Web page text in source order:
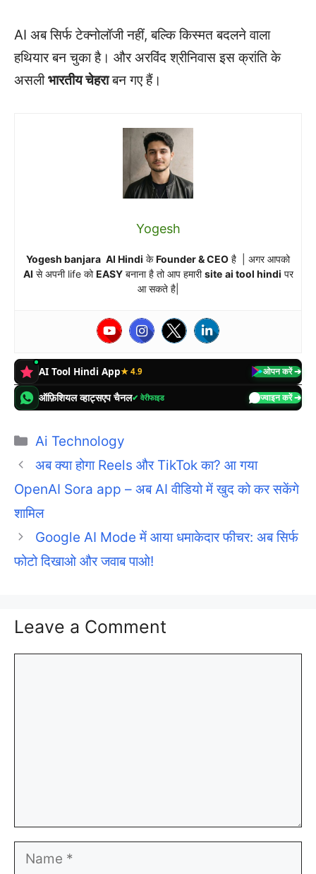
AI अब सिर्फ टेक्नोलॉजी नहीं, बल्कि किस्मत बदलने वाला
हथियार बन चुका है। और अरविंद श्रीनिवास इस क्रांति के
असलीभारतीय चेहराबन गए हैं।
Yogesh
Yogesh banjara AI Hindi केFounder & CEO है | अगर आपको
AI से अपनी life कोEASYबनाना है तो आप हमारीsite ai tool hindi पर
आ सकते है|
AI Tool Hindi App★ 4.9 ओपन करें ➔
ऑफ़िशियल व्हाट्सएप चैनल✔ वेरीफाइड ज्वाइन करें ➔
Categories
Ai Technology
अब क्या होगा Reels और TikTok का? आ गया
OpenAI Sora app – अब AI वीडियो में खुद को कर सकेंगे
शामिल
Google AI Mode में आया धमाकेदार फीचर: अब सिर्फ
फोटो दिखाओ और जवाब पाओ!
Leave a Comment
Name